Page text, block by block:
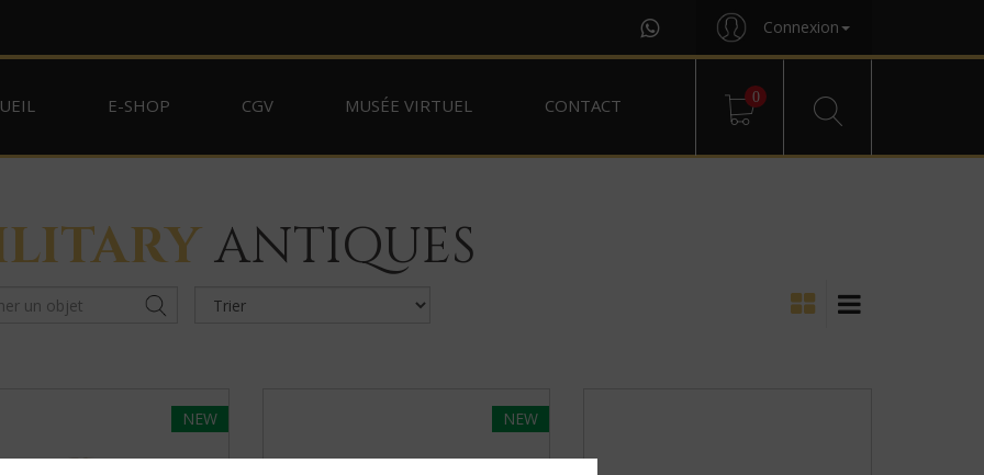
Connexion
E-SHOP CGV MUSÉE VIRTUEL CONTACT 0
ANTIQUES
NEW NEW